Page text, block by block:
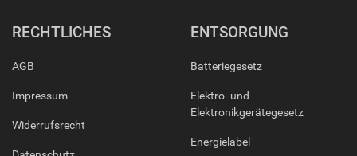
RECHTLICHES
AGB
Impressum
Widerrufsrecht
ENTSORGUNG
Batteriegesetz
Elektro- und
Elektronikgerätegesetz
Energielabel